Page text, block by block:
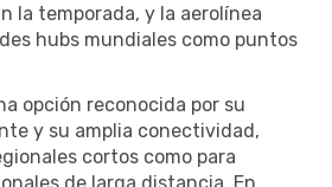
la temporada, y la aerolínea
hubs mundiales como puntos
opción reconocida por su
y su amplia conectividad,
cortos como para